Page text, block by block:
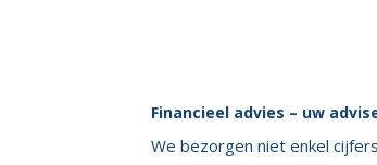
Financieel advies – uw
We bezorgen niet enkel